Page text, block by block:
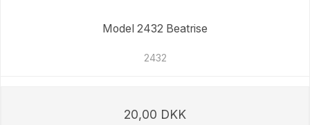
Model 2432 Beatrise
2432
20,00 DKK